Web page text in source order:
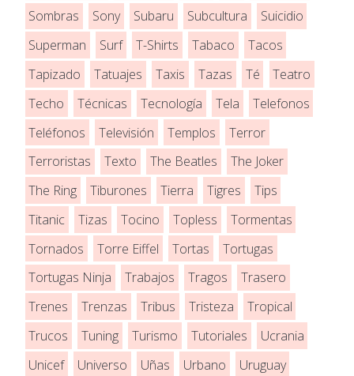
Sombras
Sony Subaru Subcultura
Suicidio
Superman
Surf T-Shirts Tabaco
Tacos
Tapizado
Tatuajes Taxis Tazas Té
Teatro
Techo
Técnicas Tecnología Tela
Telefonos
Teléfonos
Televisión Templos
Terror
Terroristas
Texto The Beatles
The Joker
The Ring
Tiburones Tierra Tigres
Tips
Titanic
Tizas Tocino Topless
Tormentas
Tornados
Torre Eiffel Tortas
Tortugas
Tortugas Ninja
Trabajos Tragos
Trasero
Trenes
Trenzas Tribus Tristeza
Tropical
Trucos
Tuning Turismo Tutoriales
Ucrania
Unicef
Universo Uñas Urbano
Uruguay